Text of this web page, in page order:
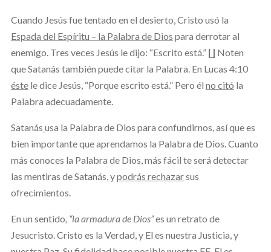
Cuando Jesús fue tentado en el desierto, Cristo usó la
Espada del Espíritu – la Palabra de Dios para derrotar al
enemigo. Tres veces Jesús le dijo: “Escrito está.” ∐ Noten
que Satanás también puede citar la Palabra. En Lucas 4:10
éstele dice Jesús, “Porque escrito está.” Pero él no citó la
Palabra adecuadamente.
Satanás usa la Palabra de Dios para confundirnos, así que es
bien importante que aprendamos la Palabra de Dios. Cuanto
más conoces la Palabra de Dios, más fácil te será detectar
las mentiras de Satanás, ypodrás rechazarsus
ofrecimientos.
En un sentido, “la armadura de Dios”es un retrato de
Jesucristo. Cristo es la Verdad, y El es nuestra Justicia, y